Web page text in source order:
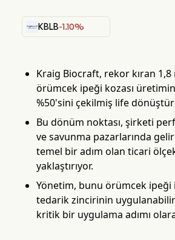
KBLB-1.10%
Kraig Biocraft, rekor kıran
örümcek ipeği kozası
%50'sini çekilmiş life
Bu dönüm noktası, şirketi
ve savunma pazarlarında
temel bir adım olan ticari
yaklaştırıyor.
Yönetim, bunu örümcek ipeği
tedarik zincirinin
kritik bir uygulama adımı